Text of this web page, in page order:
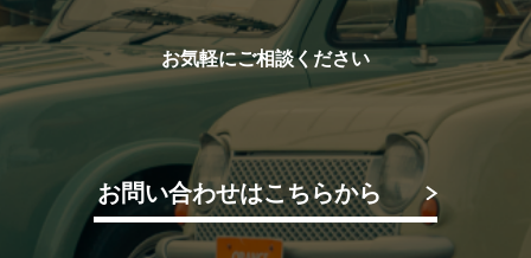
お気軽にご相談ください
お問い合わせはこちらから